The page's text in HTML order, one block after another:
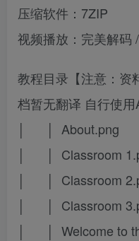
压缩软件：7ZIP
视频播放：完美解码
教程目录【注意：资
档暂无翻译 自行使用
│ │ About.png
│ │ Classroom
│ │ Classroom
│ │ Classroom
│ │ Welcome to